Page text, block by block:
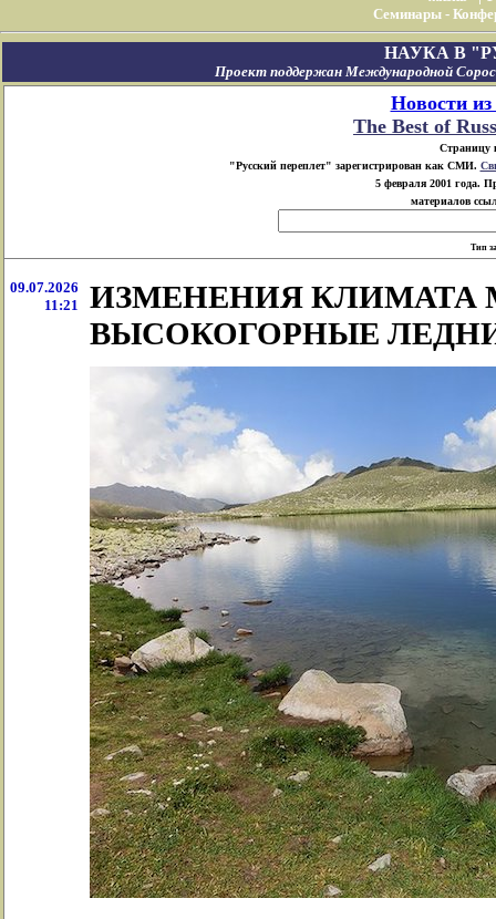
Семинары -
НАУКА В
Проект поддержан Международной
Новости
The Best of
Страницу
"Русский переплет" зарегистрирован как СМИ.
5 февраля 2001 года.
материалов
Тип
09.07.2026
11:21
ИЗМЕНЕНИЯ КЛИМАТА
ВЫСОКОГОРНЫЕ